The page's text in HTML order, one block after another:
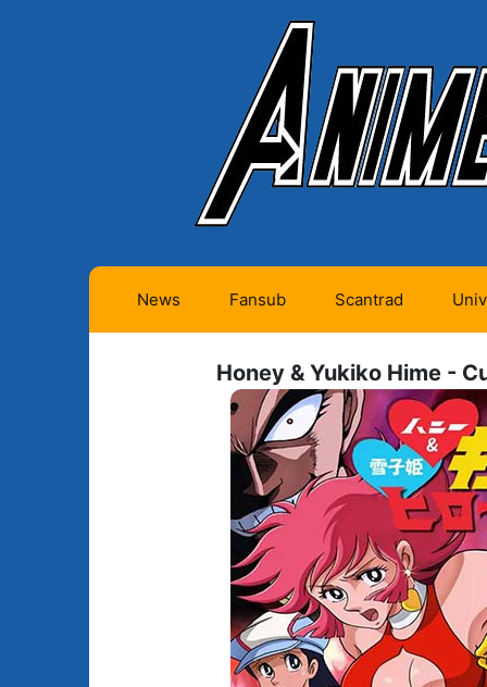
News Fansub
Animes en cours (1)
Animes terminés
(334)
Animes licenciés
(256)
Animes abandonnés
(13)
Tous les animes (604)
Scantrad
Mangas en cours
(Privés) (4)
Mangas en cours
(Publics) (11)
Mangas terminés
(Privés) (132)
Mangas terminés
(Publics) (88)
Mangas en pause
Honey & Yukiko Hime -